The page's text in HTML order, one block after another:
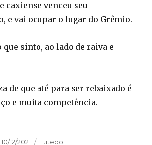
caxiense venceu seu
e vai ocupar o lugar do Grêmio.
que sinto, ao lado de raiva e
de que até para ser rebaixado é
e muita competência.
Publicado
10/12/2021 Categorias
Futebol